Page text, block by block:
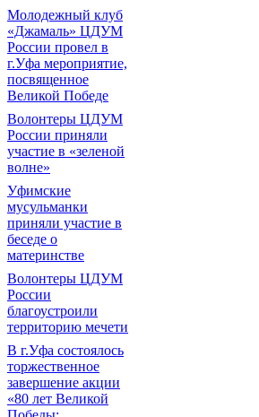
Молодежный клуб
«Джамаль» ЦДУМ
России провел в
г.Уфа мероприятие,
посвященное
Великой Победе
Волонтеры ЦДУМ
России приняли
участие в «зеленой
волне»
Уфимские
мусульманки
приняли участие в
беседе о
материнстве
Волонтеры ЦДУМ
России
благоустроили
территорию мечети
В г.Уфа состоялось
торжественное
завершение акции
«80 лет Великой